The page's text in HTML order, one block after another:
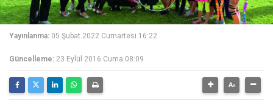
Yayınlanma: 05 Şubat 2022 Cumartesi 16:22
Güncelleme: 23 Eylül 2016 Cuma 08:09